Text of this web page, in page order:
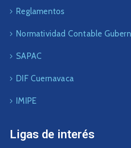
Reglamentos
Normatividad Contable
SAPAC
DIF Cuernavaca
IMIPE
Ligas de interés